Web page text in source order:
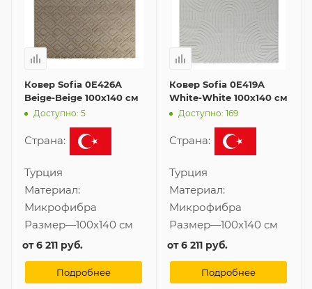
Ковер Sofia 0E426A
Beige-Beige 100x140 см
Доступно: 5
Страна:
Турция
Материал:
Микрофибра
Размер—100x140 см
от6 211 руб.
Подробнее
Ковер Sofia 0E419A
White-White 100x140 см
Доступно: 169
Страна:
Турция
Материал:
Микрофибра
Размер—100x140 см
от6 211 руб.
Подробнее